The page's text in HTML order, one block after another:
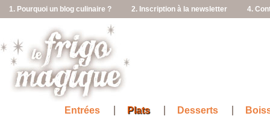
1. Pourquoi un blog culinaire ? 2. Inscription à la newsletter 4.
Entrées Plats Desserts